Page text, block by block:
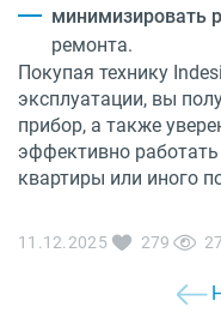
минимизировать
ремонта.
Покупая технику
эксплуатации, вы
прибор, а также
эффективно
квартиры или иного
11.12.2025 279